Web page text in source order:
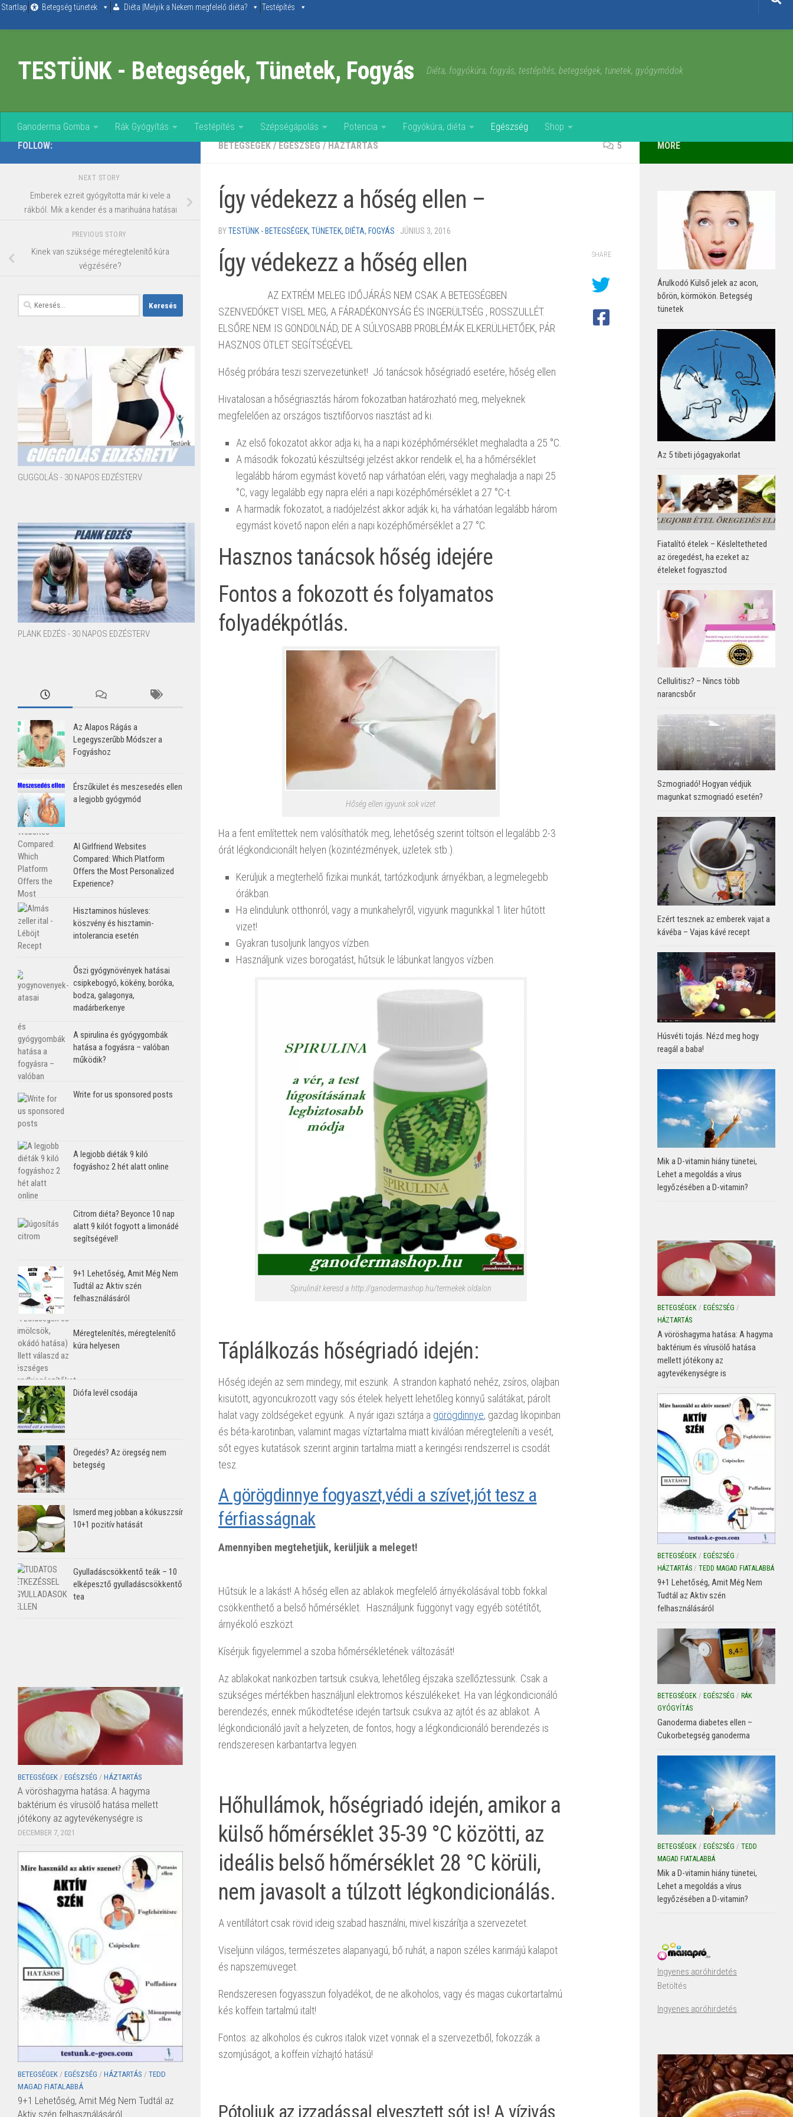
Skip to content
Startlap Betegség tünetek Diéta |Melyik a Nekem megfelelő diéta? Testépítés
TESTÜNK - Betegségek, Tünetek, Fogyás Diéta, fogyókúra, fogyás, testépítés, betegségek, tünetek, gyógymódok
Ganoderma Gomba Rák Gyógyítás Testépítés Szépségápolás Potencia Fogyókúra, diéta Egészség
Shop
BETEGSÉGEK / EGÉSZSÉG / HÁZTARTÁS 5
Így védekezz a hőség ellen –
BYTESTÜNK - BETEGSÉGEK, TÜNETEK, DIÉTA, FOGYÁS · JÚNIUS 3, 2016
Így védekezz a hőség ellen
AZ EXTRÉM MELEG IDŐJÁRÁS NEM CSAK A BETEGSÉGBEN
SZENVEDÓKET VISEL MEG, A FÁRADÉKONYSÁG ÉS INGERÜLTSÉG , ROSSZULLÉT.
ELSŐRE NEM IS GONDOLNÁD, DE A SÚLYOSABB PROBLÉMÁK ELKERÜLHETŐEK, PÁR
HASZNOS ÖTLET SEGÍTSÉGÉVEL
Hőség próbára teszi szervezetünket! Jó tanácsok hőségriadó esetére, hőség ellen
Hivatalosan a hőségriasztás három fokozatban határozható meg, melyeknek
megfelelően az országos tisztifőorvos riasztást ad ki.
Az első fokozatot akkor adja ki, ha a napi középhőmérséklet meghaladta a 25 °C.
A második fokozatú készültségi jelzést akkor rendelik el, ha a hőmérséklet
legalább három egymást követő nap várhatóan eléri, vagy meghaladja a napi 25
°C, vagy legalább egy napra eléri a napi középhőmérséklet a 27 °C-t.
A harmadik fokozatot, a riadójelzést akkor adják ki, ha várhatóan legalább három
egymást követő napon eléri a napi középhőmérséklet a 27 °C.
Hasznos tanácsok hőség idejére
Fontos a fokozott és folyamatos
folyadékpótlás.
Hőség ellen igyunk sok vizet
Ha a fent említettek nem valósíthatók meg, lehetőség szerint töltsön el legalább 2-3
órát légkondicionált helyen (közintézmények, üzletek stb.).
Kerüljük a megterhelő fizikai munkát, tartózkodjunk árnyékban, a legmelegebb
órákban.
Ha elindulunk otthonról, vagy a munkahelyről, vigyünk magunkkal 1 liter hűtött
vizet!
Gyakran tusoljunk langyos vízben.
Használjunk vizes borogatást, hűtsük le lábunkat langyos vízben.
Spirulinát keresd a http://ganodermashop.hu/termekek oldalon
Táplálkozás hőségriadó idején:
Hőség idején az sem mindegy, mit eszünk. A strandon kapható nehéz, zsíros, olajban
kisütött, agyoncukrozott vagy sós ételek helyett lehetőleg könnyű salátákat, párolt
halat vagy zöldségeket együnk. A nyár igazi sztárja a görögdinnye, gazdag likopinban
és béta-karotinban, valamint magas víztartalma miatt kiválóan méregteleníti a vesét,
sőt egyes kutatások szerint arginin tartalma miatt a keringési rendszerrel is csodát
tesz.
A görögdinnye fogyaszt,védi a szívet,jót tesz a
férfiasságnak
Amennyiben megtehetjük, kerüljük a meleget!
Hűtsük le a lakást! A hőség ellen az ablakok megfelelő árnyékolásával több fokkal
csökkenthető a belső hőmérséklet. Használjunk függönyt vagy egyéb sötétítőt,
árnyékoló eszközt.
Kísérjük figyelemmel a szoba hőmérsékletének változását!
Az ablakokat nanközben tartsuk csukva, lehetőleg éjszaka szellőztessünk. Csak a
szükséges mértékben használjunl elektromos készülékeket. Ha van légkondicionáló
berendezés, ennek működtetése idején tartsuk csukva az ajtót és az ablakot. A
légkondicionáló javít a helyzeten, de fontos, hogy a légkondicionáló berendezés is
rendszeresen karbantartva legyen.
Hőhullámok, hőségriadó idején, amikor a
külső hőmérséklet 35-39 °C közötti, az
ideális belső hőmérséklet 28 °C körüli,
nem javasolt a túlzott légkondicionálás.
A ventillátort csak rövid ideig szabad használni, mivel kiszárítja a szervezetet.
Viseljünn világos, természetes alapanyagú, bő ruhát, a napon széles karimájú kalapot
és napszemüveget.
Rendszeresen fogyasszun folyadékot, de ne alkoholos, vagy és magas cukortartalmú
kés koffein tartalmú italt!
Fontos: az alkoholos és cukros italok vizet vonnak el a szervezetből, fokozzák a
szomjúságot, a koffein vízhajtó hatású!
Pótoljuk az izzadással elvesztett sót is! A vízivás
SHARE
FOLLOW:
NEXT STORY
Emberek ezreit gyógyította már ki vele a
rákból. Mik a kender és a marihuána hatásai
PREVIOUS STORY
Kinek van szüksége méregtelenítő kúra
végzésére?
Keresés:
GUGGOLÁS - 30 NAPOS EDZÉSTERV
PLANK EDZÉS - 30 NAPOS EDZÉSTERV
Az Alapos Rágás a
Legegyszerűbb Módszer a
Fogyáshoz
Érszűkület és meszesedés ellen
a legjobb gyógymód
AI Girlfriend Websites
Compared: Which Platform
Offers the Most Personalized
Experience?
Hisztaminos húsleves:
köszvény és hisztamin-
intolerancia esetén
Őszi gyógynövények hatásai
csipkebogyó, kökény, boróka,
bodza, galagonya,
madárberkenye
A spirulina és gyógygombák
hatása a fogyásra – valóban
működik?
Write for us sponsored posts
A legjobb diéták 9 kiló
fogyáshoz 2 hét alatt online
Citrom diéta? Beyonce 10 nap
alatt 9 kilót fogyott a limonádé
segítségével!
9+1 Lehetőség, Amit Még Nem
Tudtál az Aktiv szén
felhasználásáról
Méregtelenítés, méregtelenítő
kúra helyesen
Diófa levél csodája
Öregedés? Az öregség nem
betegség
Ismerd meg jobban a kókuszzsír
10+1 pozitív hatását
Gyulladáscsökkentő teák – 10
elképesztő gyulladáscsökkentő
tea
BETEGSÉGEK / EGÉSZSÉG / HÁZTARTÁS
A vöröshagyma hatása: A hagyma
baktérium és vírusölő hatása mellett
jótékony az agytevékenységre is
DECEMBER 7, 2021
BETEGSÉGEK / EGÉSZSÉG / HÁZTARTÁS / TEDD
MAGAD FIATALABBÁ
9+1 Lehetőség, Amit Még Nem Tudtál az
Aktiv szén felhasználásáról
MORE
Árulkodó Külső jelek az acon,
bőrön, körmökön. Betegség
tünetek
Az 5 tibeti jógagyakorlat
Fiatalító ételek – Késleltetheted
az öregedést, ha ezeket az
ételeket fogyasztod
Cellulitisz? – Nincs több
narancsbőr
Szmogriadó! Hogyan védjük
magunkat szmogriadó esetén?
Ezért tesznek az emberek vajat a
kávéba – Vajas kávé recept
Húsvéti tojás. Nézd meg hogy
reagál a baba!
Mik a D-vitamin hiány tünetei,
Lehet a megoldás a vírus
legyőzésében a D-vitamin?
BETEGSÉGEK / EGÉSZSÉG /
HÁZTARTÁS
A vöröshagyma hatása: A hagyma
baktérium és vírusölő hatása
mellett jótékony az
agytevékenységre is
BETEGSÉGEK / EGÉSZSÉG /
HÁZTARTÁS / TEDD MAGAD FIATALABBÁ
9+1 Lehetőség, Amit Még Nem
Tudtál az Aktiv szén
felhasználásáról
BETEGSÉGEK / EGÉSZSÉG / RÁK
GYÓGYÍTÁS
Ganoderma diabetes ellen –
Cukorbetegség ganoderma
BETEGSÉGEK / EGÉSZSÉG / TEDD
MAGAD FIATALABBÁ
Mik a D-vitamin hiány tünetei,
Lehet a megoldás a vírus
legyőzésében a D-vitamin?
Ingyenes apróhirdetés
Betöltés
Ingyenes apróhirdetés